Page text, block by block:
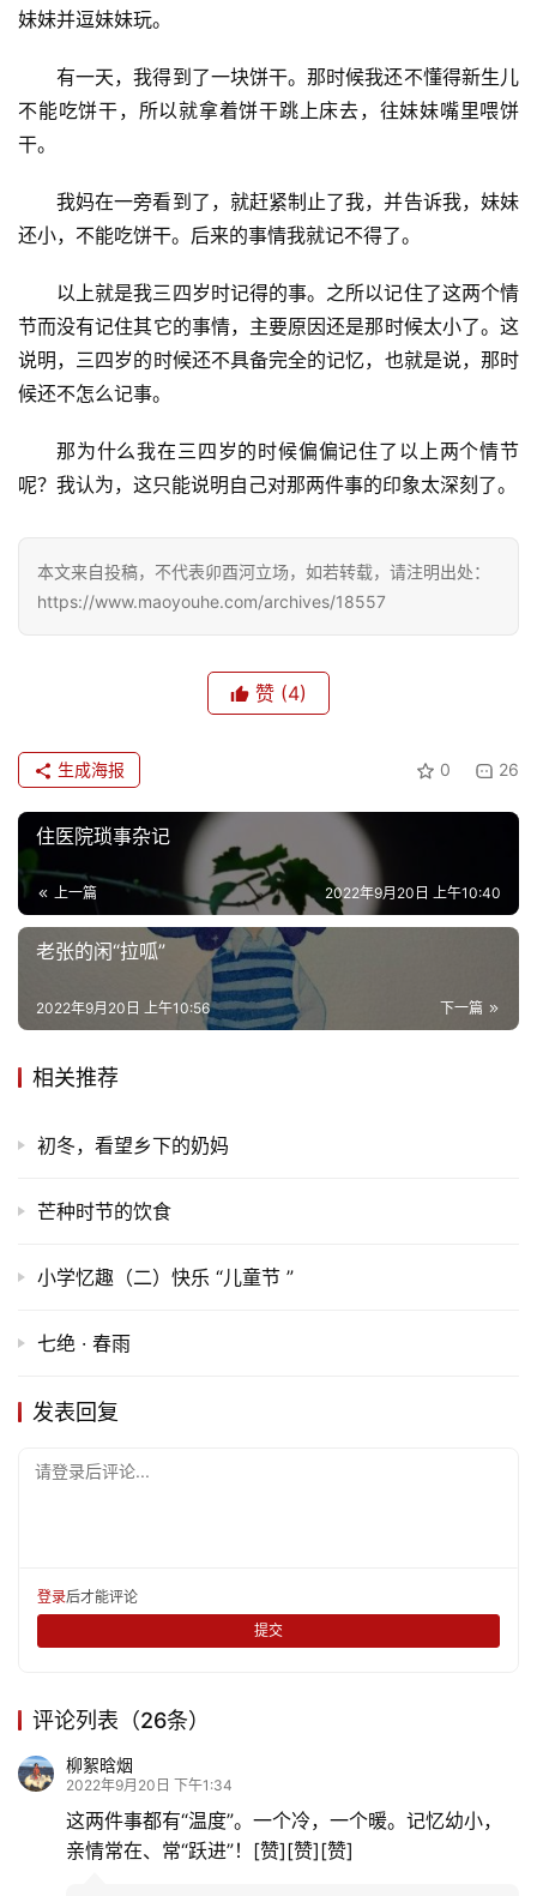
文
化
妹妹并逗妹妹玩。
有一天，我得到了一块饼干。那时候我还不懂得新生儿
不能吃饼干，所以就拿着饼干跳上床去，往妹妹嘴里喂饼
干。
我妈在一旁看到了，就赶紧制止了我，并告诉我，妹妹
还小，不能吃饼干。后来的事情我就记不得了。
以上就是我三四岁时记得的事。之所以记住了这两个情
节而没有记住其它的事情，主要原因还是那时候太小了。这
说明，三四岁的时候还不具备完全的记忆，也就是说，那时
候还不怎么记事。
那为什么我在三四岁的时候偏偏记住了以上两个情节
呢？我认为，这只能说明自己对那两件事的印象太深刻了。
本文来自投稿，不代表卯酉河立场，如若转载，请注明出处：
https://www.maoyouhe.com/archives/18557
赞 (4)
0 26
生成海报
住医院琐事杂记
上一篇 2022年9月20日 上午10:40
老张的闲“拉呱”
下一篇
2022年9月20日 上午10:56
相关推荐
初冬，看望乡下的奶妈
芒种时节的饮食
小学忆趣（二）快乐 “儿童节 ”
七绝 · 春雨
发表回复
请登录后评论...
登录后才能评论
提交
评论列表（26条）
柳絮晗烟
2022年9月20日 下午1:34
这两件事都有“温度”。一个冷，一个暖。记忆幼小，
亲情常在、常“跃进”！[赞][赞][赞]